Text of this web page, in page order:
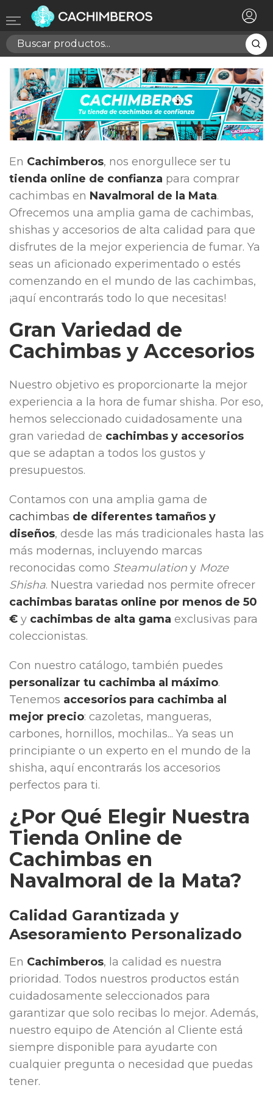
En Cachimberos, nos enorgullece ser tu
tienda online de confianza para comprar
cachimbas en Navalmoral de la Mata.
Ofrecemos una amplia gama de cachimbas,
shishas y accesorios de alta calidad para que
disfrutes de la mejor experiencia de fumar. Ya
seas un aficionado experimentado o estés
comenzando en el mundo de las cachimbas,
¡aquí encontrarás todo lo que necesitas!
Gran Variedad de
Cachimbas y Accesorios
Nuestro objetivo es proporcionarte la mejor
experiencia a la hora de fumar shisha. Por eso,
hemos seleccionado cuidadosamente una
gran variedad de cachimbas y accesorios
que se adaptan a todos los gustos y
presupuestos.
Contamos con una amplia gama de
cachimbas de diferentes tamaños y
diseños, desde las más tradicionales hasta las
más modernas, incluyendo marcas
reconocidas como Steamulation y Moze
Shisha. Nuestra variedad nos permite ofrecer
cachimbas baratas online por menos de 50
€ y cachimbas de alta gama exclusivas para
coleccionistas.
Con nuestro catálogo, también puedes
personalizar tu cachimba al máximo.
Tenemos accesorios para cachimba al
mejor precio: cazoletas, mangueras,
carbones, hornillos, mochilas... Ya seas un
principiante o un experto en el mundo de la
shisha, aquí encontrarás los accesorios
perfectos para ti.
¿Por Qué Elegir Nuestra
Tienda Online de
Cachimbas en
Navalmoral de la Mata?
Calidad Garantizada y
Asesoramiento Personalizado
En Cachimberos, la calidad es nuestra
prioridad. Todos nuestros productos están
cuidadosamente seleccionados para
garantizar que solo recibas lo mejor. Además,
nuestro equipo de Atención al Cliente está
siempre disponible para ayudarte con
cualquier pregunta o necesidad que puedas
tener.
Registrarse ×
Necesitas hacer login para guardar productos en tu
lista de deseos
Cancelar Registrarse